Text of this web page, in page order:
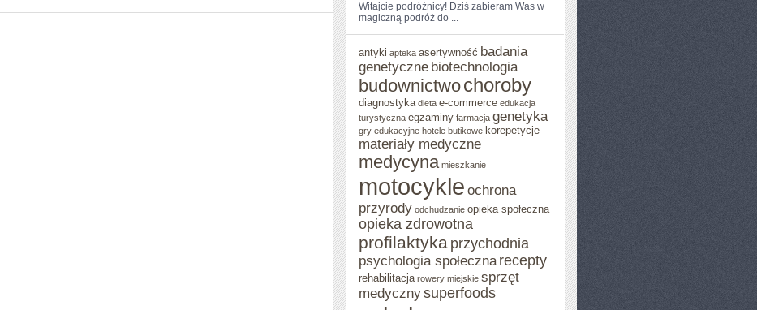
JURTACH
Witajcie podróżnicy! Dziś zabieram Was w
magiczną podróż ‌do ...
antyki apteka asertywność badania
genetyczne biotechnologia
budownictwochoroby
diagnostyka dieta e-commerce edukacja
turystyczna egzaminy farmacja genetyka
gry edukacyjne hotele butikowe korepetycje
materiały medyczne
medycyna mieszkanie
motocykle ochrona
przyrody odchudzanie opieka społeczna
opieka zdrowotna
profilaktyka przychodnia
psychologia społeczna recepty
rehabilitacja rowery miejskie sprzęt
medycznysuperfoods